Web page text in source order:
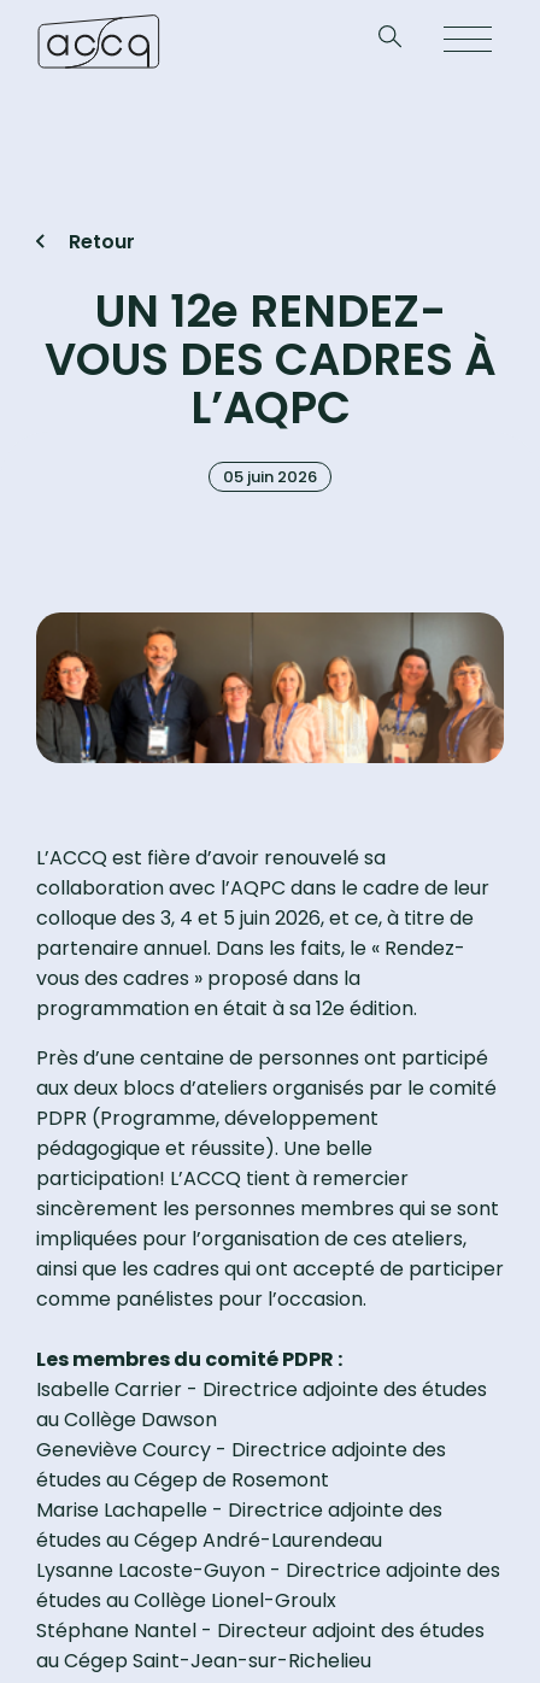
Retour
UN 12e RENDEZ-
VOUS DES CADRES À
L’AQPC
05 juin 2026
L’ACCQ est fière d’avoir renouvelé sa
collaboration avec l’AQPC dans le cadre de leur
colloque des 3, 4 et 5 juin 2026, et ce, à titre de
partenaire annuel. Dans les faits, le « Rendez-
vous des cadres » proposé dans la
programmation en était à sa 12e édition.
Près d’une centaine de personnes ont participé
aux deux blocs d’ateliers organisés par le comité
PDPR (Programme, développement
pédagogique et réussite). Une belle
participation! L’ACCQ tient à remercier
sincèrement les personnes membres qui se sont
impliquées pour l’organisation de ces ateliers,
ainsi que les cadres qui ont accepté de participer
comme panélistes pour l’occasion.
Les membres du comité PDPR :
Isabelle Carrier - Directrice adjointe des études
au Collège Dawson
Geneviève Courcy - Directrice adjointe des
études au Cégep de Rosemont
Marise Lachapelle - Directrice adjointe des
études au Cégep André-Laurendeau
Lysanne Lacoste-Guyon - Directrice adjointe des
études au Collège Lionel-Groulx
Stéphane Nantel - Directeur adjoint des études
au Cégep Saint-Jean-sur-Richelieu